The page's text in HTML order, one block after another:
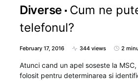
Diverse Cum ne
telefonul?
February 17, 2016 344 views 2
Atunci cand un apel soseste la
folosit pentru determinarea si